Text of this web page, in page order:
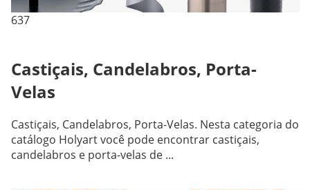
637
Castiçais, Candelabros, Porta-
Velas
Castiçais, Candelabros, Porta-Velas. Nesta categoria do
catálogo Holyart você pode encontrar castiçais,
candelabros e porta-velas de ...